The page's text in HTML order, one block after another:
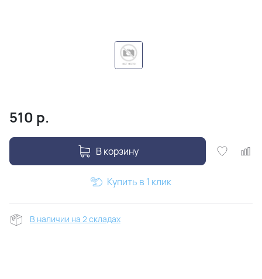
510 р.
В корзину
Купить в 1 клик
В наличии на 2 складах